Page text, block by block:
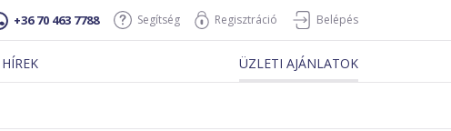
+36 70 463 7788 Segítség Regisztráció Belépés
HÍREK ÜZLETI AJÁNLATOK